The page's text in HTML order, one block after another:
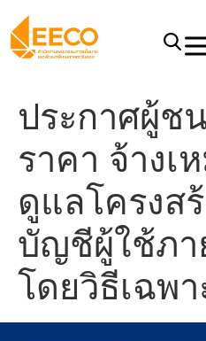
ประกาศผู้ช
ราคา จ้างเ
ดูแลโครงส
บัญชีผู้ใช้ภา
โดยวิธีเฉพา